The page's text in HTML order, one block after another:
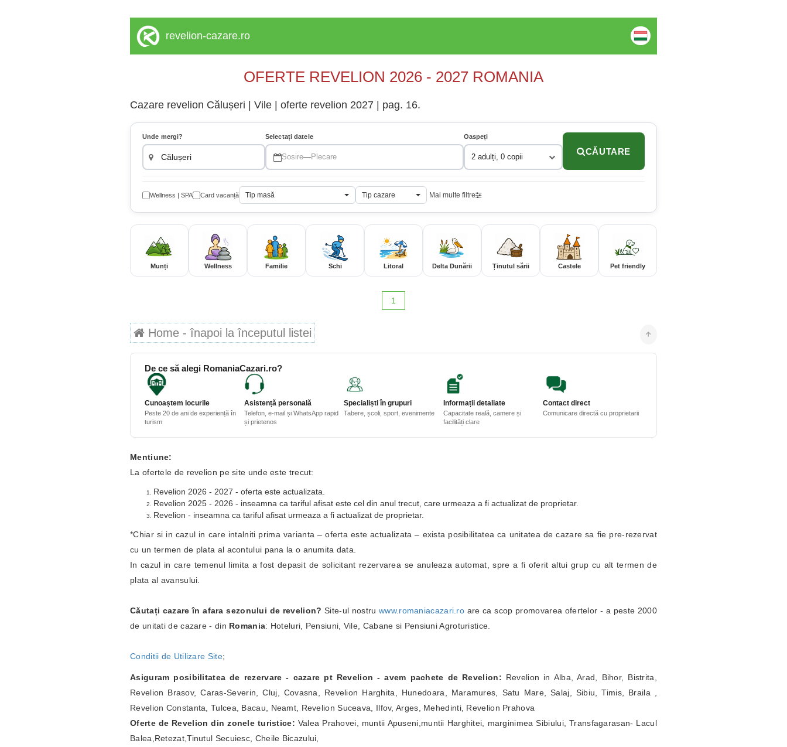
revelion-cazare.ro
OFERTE REVELION 2026 - 2027 ROMANIA
Cazare revelion Călușeri | Vile | oferte revelion 2027 | pag. 16.
Unde mergi? Selectați datele
Sosire—Plecare
Oaspeți
2 adulți, 0 copii
CĂUTARE
Wellness | SPA Card vacanță Tip masă Tip cazare Mai multe filtre
Munți Wellness Familie Schi Litoral Delta Dunării Ținutul sării Castele Pet friendly
1
Home - înapoi la începutul listei
De ce să alegi RomaniaCazari.ro?
Cunoaștem locurile
Peste 20 de ani de experiență în
turism
Asistență personală
Telefon, e-mail și WhatsApp rapid
și prietenos
Specialiști în grupuri
Tabere, școli, sport, evenimente
Informații detaliate
Capacitate reală, camere și
facilități clare
Contact direct
Comunicare directă cu proprietarii
Mentiune:
La ofertele de revelion pe site unde este trecut:
Revelion 2026 - 2027 - oferta este actualizata.
Revelion 2025 - 2026 - inseamna ca tariful afisat este cel din anul trecut, care urmeaza a fi actualizat de proprietar.
Revelion - inseamna ca tariful afisat urmeaza a fi actualizat de proprietar.
*Chiar si in cazul in care intalniti prima varianta – oferta este actualizata – exista posibilitatea ca unitatea de cazare sa fie pre-rezervat
cu un termen de plata al acontului pana la o anumita data.
In cazul in care temenul limita a fost depasit de solicitant rezervarea se anuleaza automat, spre a fi oferit altui grup cu alt termen de
plata al avansului.
Căutați cazare în afara sezonului de revelion?Site-ul nostruwww.romaniacazari.ro are ca scop promovarea ofertelor - a peste 2000
de unitati de cazare - din Romania: Hoteluri, Pensiuni, Vile, Cabane si Pensiuni Agroturistice.
Conditii de Utilizare Site;
Asiguram posibilitatea de rezervare - cazare pt Revelion - avem pachete de Revelion: Revelion in Alba, Arad, Bihor, Bistrita,
Revelion Brasov, Caras-Severin, Cluj, Covasna, Revelion Harghita, Hunedoara, Maramures, Satu Mare, Salaj, Sibiu, Timis, Braila ,
Revelion Constanta, Tulcea, Bacau, Neamt, Revelion Suceava, Ilfov, Arges, Mehedinti, Revelion Prahova
Oferte de Revelion din zonele turistice: Valea Prahovei, muntii Apuseni,muntii Harghitei, marginimea Sibiului, Transfagarasan- Lacul
Balea,Retezat,Tinutul Secuiesc, Cheile Bicazului,